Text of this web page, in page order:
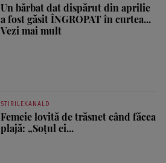
Un bărbat dat dispărut din aprilie
a fost găsit ÎNGROPAT în curtea...
Vezi mai mult
STIRILEKANALD
Femeie lovită de trăsnet când făcea
plajă: „Soțul ei...